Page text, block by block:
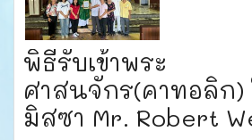
พิธีรับเข้าพระ
ศาสนจักร(คาทอลิก)
มิสซา Mr. Robert